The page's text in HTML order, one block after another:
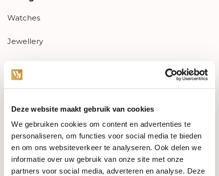
Deze website maakt gebruik van cookies
We gebruiken cookies om content en advertenties te
personaliseren, om functies voor social media te bieden
en om ons websiteverkeer te analyseren. Ook delen we
informatie over uw gebruik van onze site met onze
partners voor social media, adverteren en analyse. Deze
Watches
Jewellery
PRE-OWNED
Luxury Accessories
Maatwerk
Gents Jewelry